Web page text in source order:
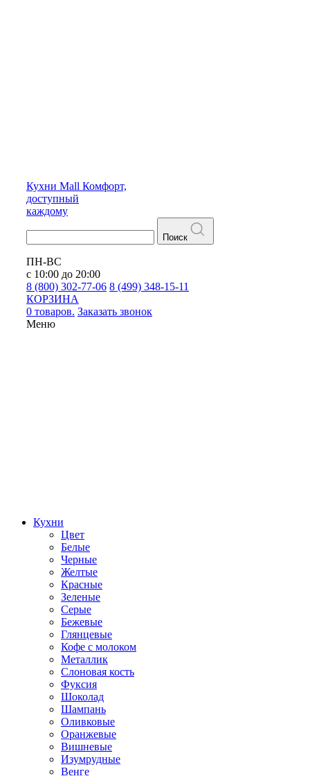
Кухни Mall Комфорт,
доступный
каждому
Поиск
ПН-ВС
с 10:00 до 20:00
8 (800) 302-77-06 8 (499) 348-15-11
КОРЗИНА
0 товаров. Заказать звонок
Меню
Кухни
Цвет
Белые
Черные
Желтые
Красные
Зеленые
Серые
Бежевые
Глянцевые
Кофе с молоком
Металлик
Слоновая кость
Фуксия
Шоколад
Шампань
Оливковые
Оранжевые
Вишневые
Изумрудные
Венге